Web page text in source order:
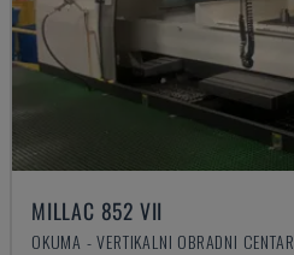
MILLAC 852 VII
OKUMA - VERTIKALNI OBRADNI CENTAR